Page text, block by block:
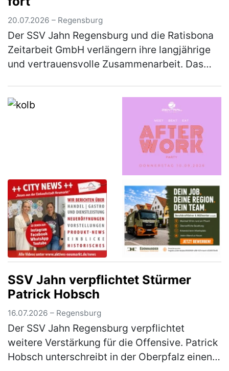
20.07.2026 – Regensburg
Der SSV Jahn Regensburg und die Ratisbona
Zeitarbeit GmbH verlängern ihre langjährige
und vertrauensvolle Zusammenarbeit. Das
SSV Jahn verpflichtet Stürmer
Patrick Hobsch
16.07.2026 – Regensburg
Der SSV Jahn Regensburg verpflichtet
weitere Verstärkung für die Offensive. Patrick
Hobsch unterschreibt in der Oberpfalz einen